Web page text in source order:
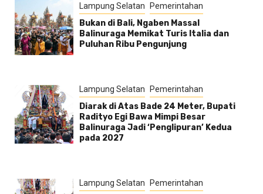
Lampung Selatan Pemerintahan
Bukan di Bali, Ngaben Massal
Balinuraga Memikat Turis Italia dan
Puluhan Ribu Pengunjung
Lampung Selatan Pemerintahan
Diarak di Atas Bade 24 Meter, Bupati
Radityo Egi Bawa Mimpi Besar
Balinuraga Jadi ‘Penglipuran’ Kedua
pada 2027
Lampung Selatan Pemerintahan